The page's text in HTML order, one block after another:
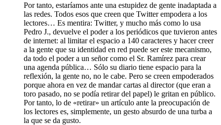
Por tanto, estaríamos ante una estupidez de gente inadaptada a
las redes. Todos esos que creen que Twitter empodera a los
lectores… Es mentira: Twitter, y mucho más como lo usa
Pedro J., devuelve el poder a los periódicos que tuvieron antes
de internet: al limitar el espacio a 140 caracteres y hacer creer
a la gente que su identidad en red puede ser este mecanismo,
da todo el poder a un señor como el Sr. Ramírez para crear
una agenda pública… Sólo su diario tiene espacio para la
reflexión, la gente no, no le cabe. Pero se creen empoderados
porque ahora en vez de mandar cartas al director (que eran a
toro pasado, no se podía retirar del papel) le gritan en público.
Por tanto, lo de «retirar» un artículo ante la preocupación de
los lectores es, simplemente, un gesto absurdo de una turba a
la que se da gusto.